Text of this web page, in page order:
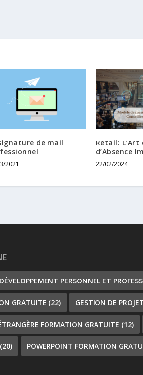
de mail
2021
Retail: L’Art
d’Absence
22/02/2024
DÉVELOPPEMENT PERSONNEL ET
GRATUITE (22) GESTION DE
FORMATION GRATUITE (12)
(20) POWERPOINT FORMATION